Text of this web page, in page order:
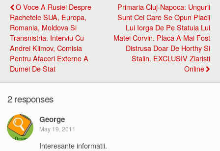
O Voce A Rusiei Despre
Rachetele SUA, Europa,
Romania, Moldova Si
Transnistria. Interviu Cu
Andrei Klimov, Comisia
Pentru Afaceri Externe A
Dumei De Stat
Primaria Cluj-Napoca: Ungurii
Sunt Cei Care Se Opun Placii
Lui Iorga De Pe Statuia Lui
Matei Corvin. Placa A Mai Fost
Distrusa Doar De Horthy Si
Stalin. EXCLUSIV Ziaristi
Online
2 responses
George
May 19, 2011
Interesante informatii.